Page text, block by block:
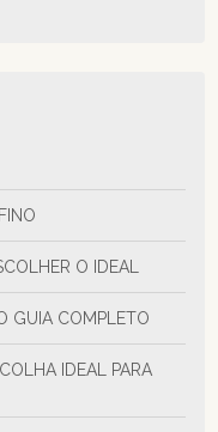
O IDEAL
GUIA COMPLETO